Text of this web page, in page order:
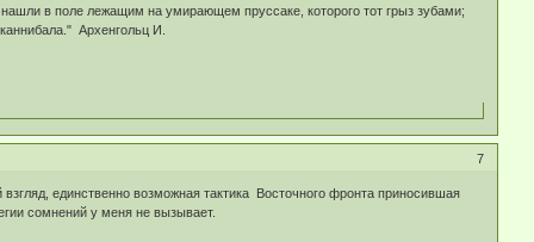
в поле лежащим на умирающем пруссаке, которого тот грыз зубами;
Архенгольц И.
7
единственно возможная тактика Восточного фронта приносившая
сомнений у меня не вызывает.